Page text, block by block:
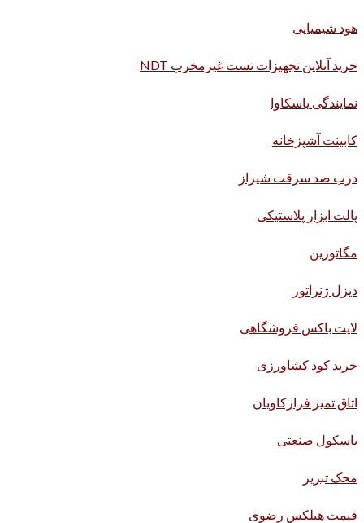
هود شیمیایی
خرید آنلاین تجهیزات تست غیرمخرب NDT
نمایندگی یاسکاوا
کابینت آشپزخانه
درب ضد سرقت شیراز
پالت ابزار پلاستیکی
مگاتوزین
دیزل ژنراتور
لایت باکس فروشگاهی
خرید کود کشاورزی
اتاق تمیز فرازکاویان
باسکول صنعتی
محک تبریز
قیمت هبلکس رضوی